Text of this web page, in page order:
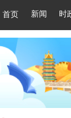
首页 新闻 时